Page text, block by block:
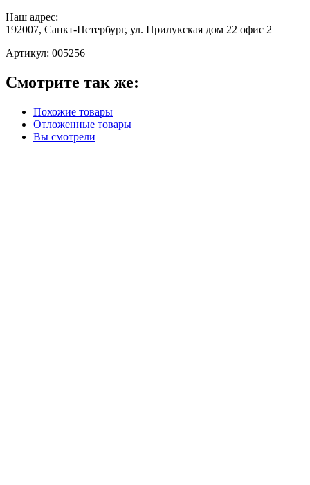
Наш адрес:
192007, Санкт-Петербург, ул. Прилукская дом 22 офис 2
Артикул: 005256
Смотрите так же:
Похожие товары
Отложенные товары
Вы смотрели